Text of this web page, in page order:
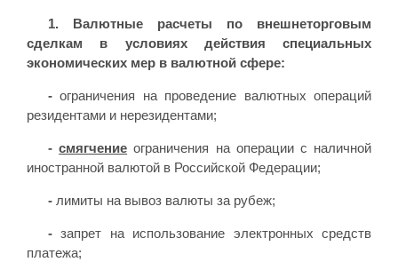
1. Валютные расчеты по внешнеторговым
сделкам в условиях действия специальных
экономических мер в валютной сфере:
-ограничения на проведение валютных операций
резидентами и нерезидентами;
- смягчение ограничения на операции с наличной
иностранной валютой в Российской Федерации;
- лимиты на вывоз валюты за рубеж;
- запрет на использование электронных средств
платежа;